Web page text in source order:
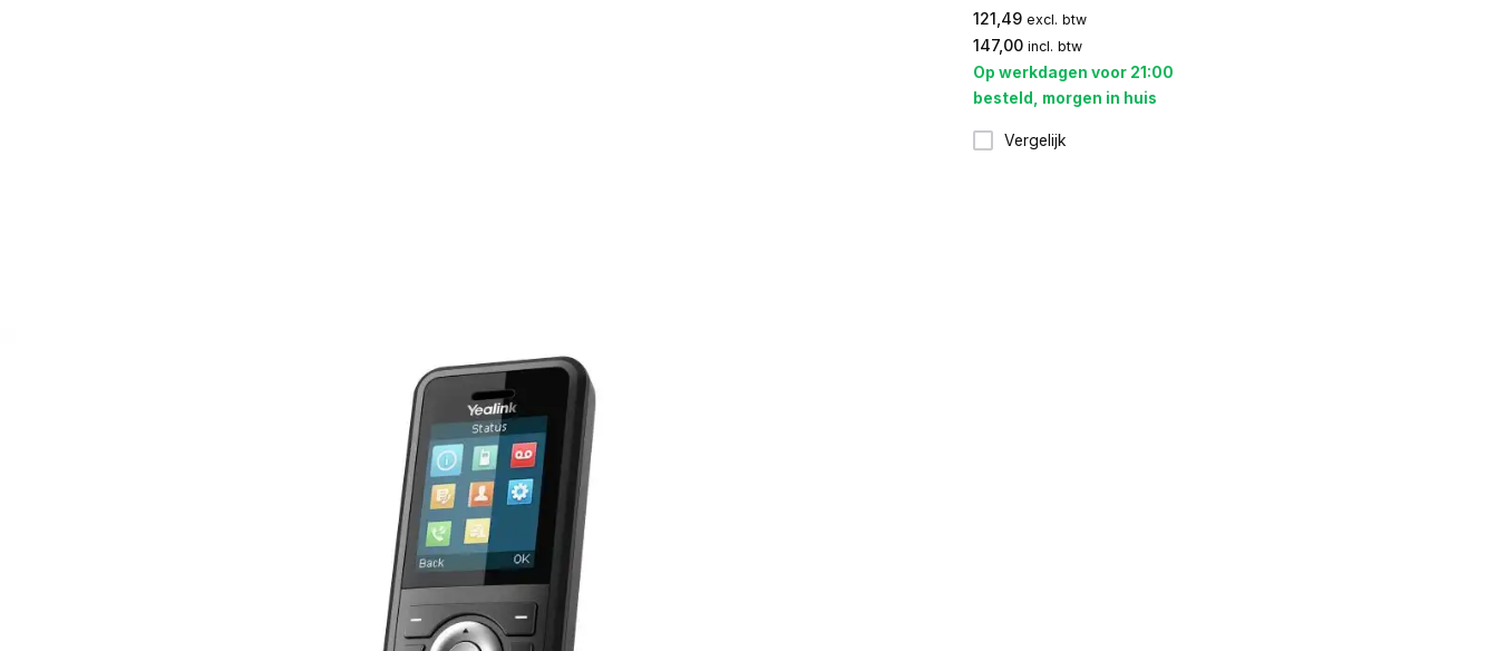
121,49 excl. btw
147,00 incl. btw
Op werkdagen voor 21:00
besteld, morgen in huis
Vergelijk